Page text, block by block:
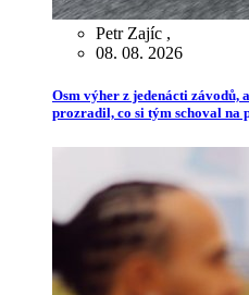
Petr Zajíc ,
08. 08. 2026
Osm výher z jedenácti závodů,
prozradil, co si tým schoval na